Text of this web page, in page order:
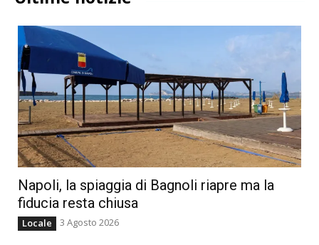
Napoli, la spiaggia di Bagnoli riapre ma la
fiducia resta chiusa
Locale 3 Agosto 2026